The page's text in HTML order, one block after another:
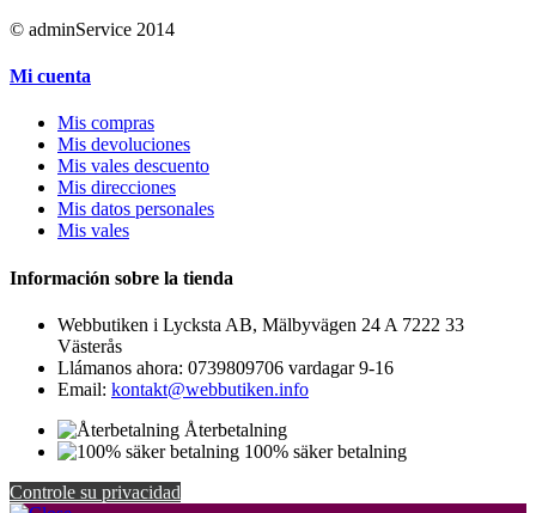
© adminService 2014
Mi cuenta
Mis compras
Mis devoluciones
Mis vales descuento
Mis direcciones
Mis datos personales
Mis vales
Información sobre la tienda
Webbutiken i Lycksta AB, Mälbyvägen 24 A 7222 33
Västerås
Llámanos ahora: 0739809706 vardagar 9-16
Email: kontakt@webbutiken.info
Återbetalning
100% säker betalning
Controle su privacidad